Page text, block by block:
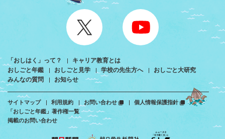
「おしはく」って？
キャリア教育とは
おしごと年鑑
おしごと見学 学校の先生方へ
おしごと大研究
みんなの質問
お知らせ
サイトマップ 利用規約 お問い合わせ
個人情報保護指針
「おしごと年鑑」著作権一覧
掲載のお問い合わせ